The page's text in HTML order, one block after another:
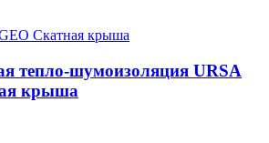
тепло-шумоизоляция URSA
крыша